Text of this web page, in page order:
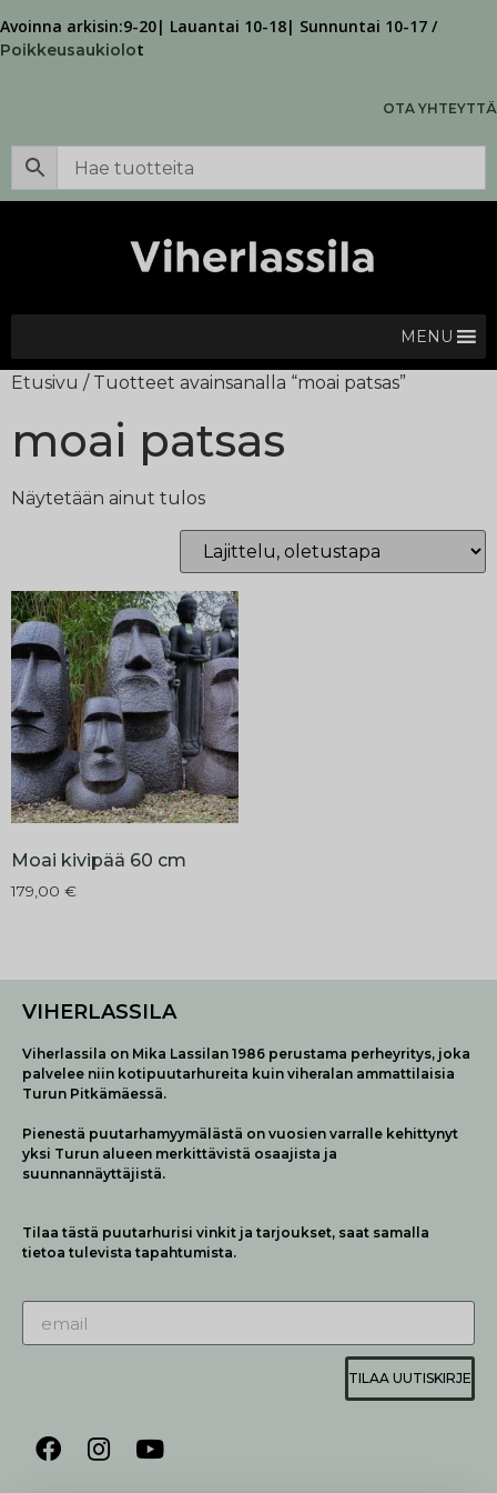
Avoinna arkisin:9-20| Lauantai 10-18| Sunnuntai 10-17 /
Poikkeusaukiolot
OTA YHTEYTTÄ
MENU
Etusivu / Tuotteet avainsanalla “moai patsas”
moai patsas
Näytetään ainut tulos
Moai kivipää 60 cm
179,00 €
VIHERLASSILA
Viherlassila on Mika Lassilan 1986 perustama perheyritys, joka
palvelee niin kotipuutarhureita kuin viheralan ammattilaisia
Turun Pitkämäessä.
Pienestä puutarhamyymälästä on vuosien varralle kehittynyt
yksi Turun alueen merkittävistä osaajista ja
suunnannäyttäjistä.
Tilaa tästä puutarhurisi vinkit ja tarjoukset, saat samalla
tietoa tulevista tapahtumista.
TILAA UUTISKIRJE